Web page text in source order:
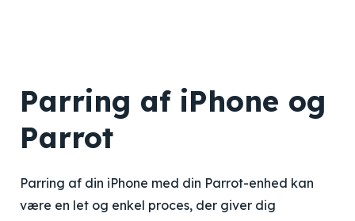
Parring af iPhone og
Parrot
Parring af din iPhone med din Parrot-enhed kan
være en let og enkel proces, der giver dig